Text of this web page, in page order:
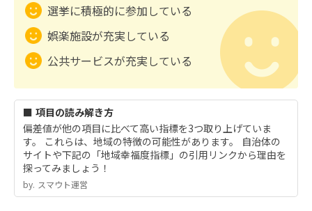
選挙に積極的に参加している
娯楽施設が充実している
公共サービスが充実している
■ 項目の読み解き方
偏差値が他の項目に比べて高い指標を3つ取り上げていま
す。 これらは、地域の特徴の可能性があります。 自治体の
サイトや下記の「地域幸福度指標」の引用リンクから理由を
探ってみましょう！
by.︎ スマウト運営